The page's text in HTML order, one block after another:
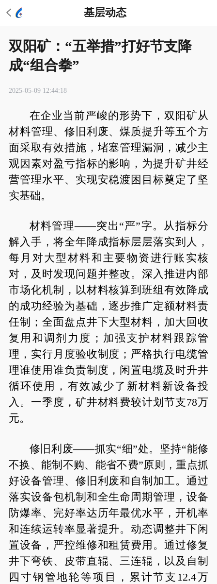
基层动态
双阳矿：“五举措”打好节支降
成“组合拳”
2025-05-09 12:44:18
在企业当前严峻的形势下，双阳矿从
材料管理、修旧利废、煤质提升等五个方
面采取有效措施，堵塞管理漏洞，减少主
观因素对盈亏指标的影响，为提升矿井经
营管理水平、实现安稳渡困目标奠定了坚
实基础。
材料管理——突出“严”字。从指标分
解入手，将全年降成指标层层落实到人，
每月对大型材料和主要物资进行账实核
对，及时发现问题并整改。深入推进内部
市场化机制，以材料核算到班组有效降成
的成功经验为基础，逐步推广定额材料责
任制；全面盘点井下大型材料，加大回收
复用和调剂力度；加强支护材料跟踪管
理，实行月度验收制度；严格执行电缆管
理谁使用谁负责制度，闲置电缆及时升井
循环使用，有效减少了新材料新设备投
入。一季度，矿井材料费较计划节支78万
元。
修旧利废——抓实“细”处。坚持“能修
不换、能制不购、能省不费”原则，重点抓
好设备管理、修旧利废和自制加工。通过
落实设备包机制和全生命周期管理，设备
防爆率、完好率达历年最优水平，开机率
和连续运转率显著提升。动态调整井下闲
置设备，严控维修和租赁费用。通过修复
井下弯铁、皮带直辊、三连辊，以及自制
四寸钢管地轮等项目，累计节支12.4万